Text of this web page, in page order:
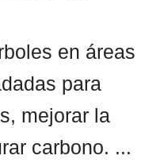
en áreas
para
mejorar la
carbono. ...